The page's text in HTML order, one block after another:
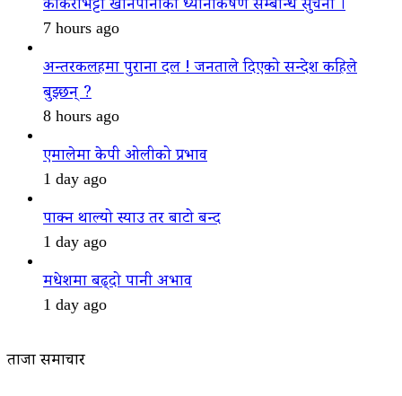
काँकरभिट्टा खानेपानीको ध्यानाकर्षण सम्बन्धि सुचना ।
7 hours ago
अन्तरकलहमा पुराना दल ! जनताले दिएको सन्देश कहिले
बुझ्छन् ?
8 hours ago
एमालेमा केपी ओलीको प्रभाव
1 day ago
पाक्न थाल्यो स्याउ तर बाटो बन्द
1 day ago
मधेशमा बढ्दो पानी अभाव
1 day ago
ताजा समाचार